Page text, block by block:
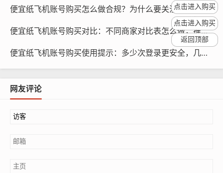
城和纸飞机账号供应商，在购买账号时，企业需要根据自
己的需求和预算，选择合适的购买渠道，第三方平台和官
方商城的账号质量相对较高，但价格较高；纸飞机账号供
应商的账号质量较低,但价格相对较低。
购买数量规划
在购买账号数量时，企业需要根据自己的需求分析结果，
将优质账号和普通账号分开购买,以实现性价比最大化。
便宜纸飞机账号购买怎么做合规？为什么要关注规则，如何学习
便宜纸飞机账号购买对比：不同商家对比表怎么做，推荐哪些字段
便宜纸飞机账号购买使用提示：多少次登录更安全，几天更合适
网友评论
点击进入购买
点击进入购买
返回顶部